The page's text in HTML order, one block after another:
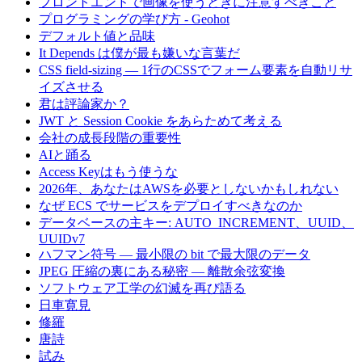
プログラミングの学び方 - Geohot
デフォルト値と品味
It Depends は僕が最も嫌いな言葉だ
CSS field-sizing — 1行のCSSでフォーム要素を自動リサ
イズさせる
君は評論家か？
JWT と Session Cookie をあらためて考える
会社の成長段階の重要性
AIと踊る
Access Keyはもう使うな
2026年、あなたはAWSを必要としないかもしれない
なぜ ECS でサービスをデプロイすべきなのか
データベースの主キー: AUTO_INCREMENT、UUID、
UUIDv7
ハフマン符号 — 最小限の bit で最大限のデータ
JPEG 圧縮の裏にある秘密 — 離散余弦変換
ソフトウェア工学の幻滅を再び語る
日車寛見
修羅
唐詩
試み